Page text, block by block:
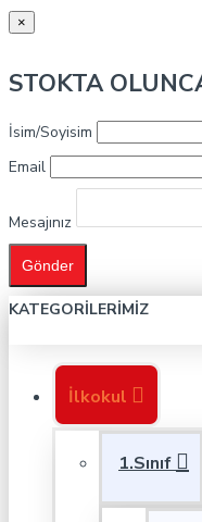
×
STOKTA
İsim/Soyisim
Email
Mesajınız
Gönder
KATEGORILERIMIZ
İlkokul
1.Sınıf